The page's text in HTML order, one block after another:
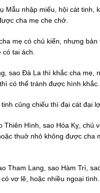
Mẫu nhập miếu, hội cát tinh,
cha mẹ che chở.
mẹ có chủ kiến, nhưng
tai ách.
sao Đà La thì khắc cha mẹ,
có thể tránh được hình khắc.
củng chiếu thì đại cát đại
Thiên Hình, sao Hóa Kỵ, chủ
thuở nhỏ không được cha
Tham Lang, sao Hàm Trì,
vợ lẽ, hoặc nhiều ngoại tình.